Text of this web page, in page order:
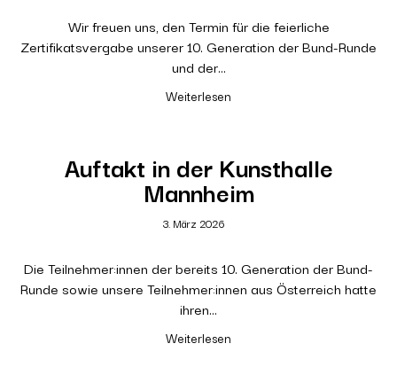
Wir freuen uns, den Termin für die feierliche
Zertifikatsvergabe unserer 10. Generation der Bund-Runde
und der…
Weiterlesen
Auftakt in der Kunsthalle
Mannheim
3. März 2026
Die Teilnehmer:innen der bereits 10. Generation der Bund-
Runde sowie unsere Teilnehmer:innen aus Österreich hatte
ihren…
Weiterlesen